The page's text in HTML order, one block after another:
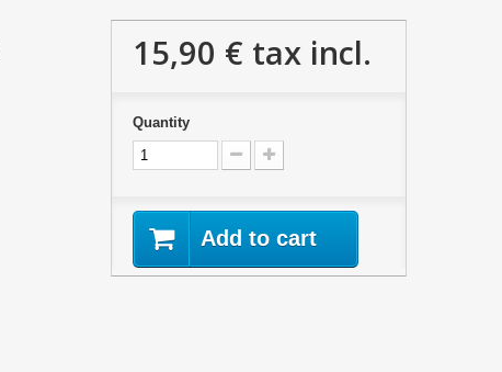
15,90 € tax incl.
Quantity
Add to cart